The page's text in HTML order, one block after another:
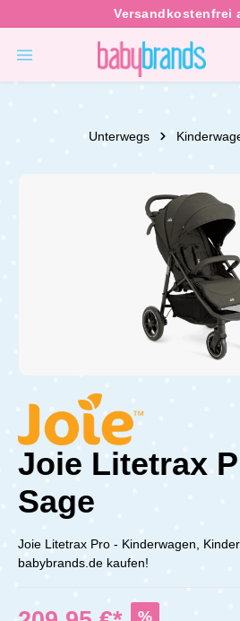
Unterwegs
Joie Litetrax
Sage
Joie Litetrax Pro - Kinderwagen,
babybrands.de kaufen!
%